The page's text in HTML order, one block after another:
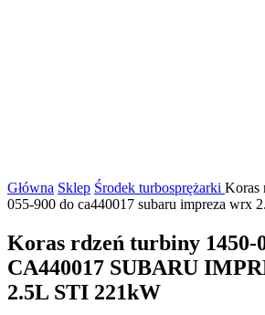
Główna Sklep Środek turbosprężarki Koras
055-900 do ca440017 subaru impreza wrx
Koras rdzeń turbiny 1450-
CA440017 SUBARU
2.5L STI 221kW